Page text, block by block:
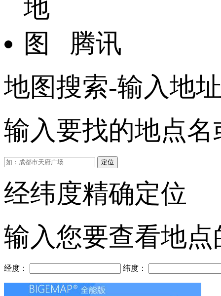
腾讯
地图搜索-输入地
输入要找的地点
定位
经纬度精确定位
输入您要查看地
经度： 纬度：